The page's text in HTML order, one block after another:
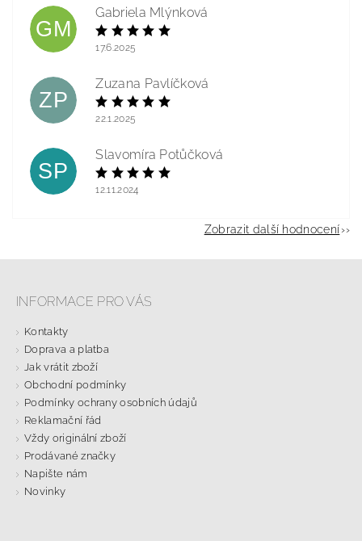
GM
Gabriela Mlýnková
17.6.2025
ZP
Zuzana Pavlíčková
22.1.2025
SP
Slavomíra Potůčková
12.11.2024
Zobrazit další hodnocení
INFORMACE PRO VÁS
Kontakty
Doprava a platba
Jak vrátit zboží
Obchodní podmínky
Podmínky ochrany osobních údajů
Reklamační řád
Vždy originální zboží
Prodávané značky
Napište nám
Novinky